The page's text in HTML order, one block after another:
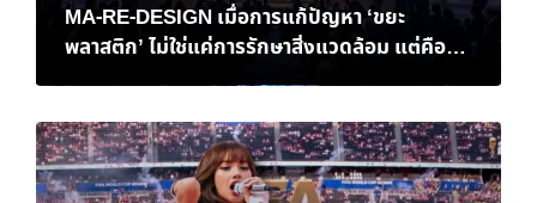
MA-RE-DESIGN เมื่อการแก้ปัญหา ‘ขยะ
พลาสติก’ ไม่ใช่แค่การรักษาสิ่งแวดล้อม แต่คือ
‘ทางรอด’ ทางเศรษฐกิจของไทย